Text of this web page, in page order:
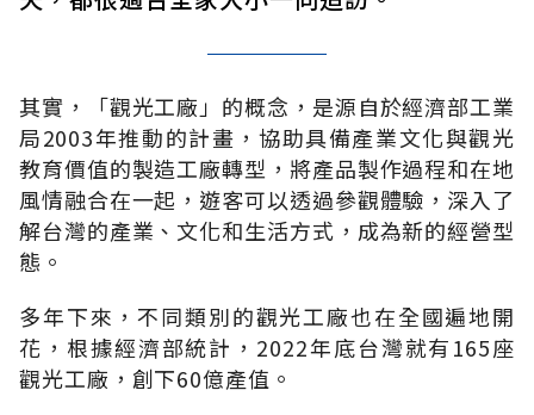
其實，「觀光工廠」的概念，是源自於經濟部工業
局2003年推動的計畫，協助具備產業文化與觀光
教育價值的製造工廠轉型，將產品製作過程和在地
風情融合在一起，遊客可以透過參觀體驗，深入了
解台灣的產業、文化和生活方式，成為新的經營型
態。
多年下來，不同類別的觀光工廠也在全國遍地開
花，根據經濟部統計，2022年底台灣就有165座
觀光工廠，創下60億產值。